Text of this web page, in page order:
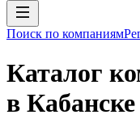
Поиск по компаниям
Каталог
в Кабанске